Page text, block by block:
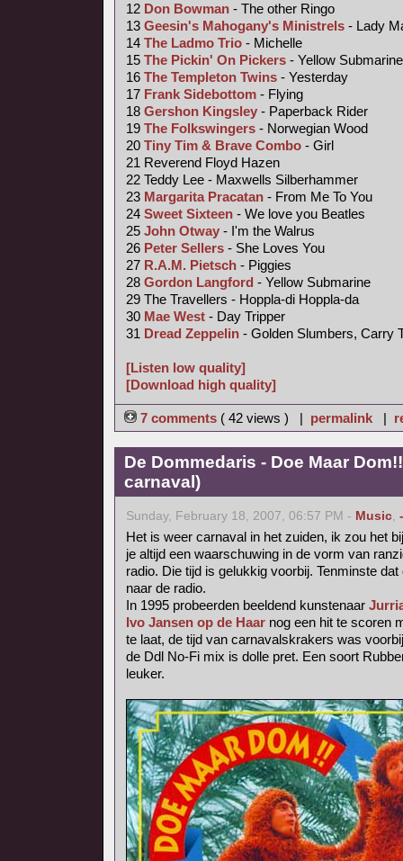
12 Don Bowman - The other Ringo
13 Geesin's Mahogany's Ministrels - Lady
14 The Ladmo Trio - Michelle
15 The Pickin' On Pickers - Yellow Submarine
16 The Templeton Twins - Yesterday
17 Frank Sidebottom - Flying
18 Gershon Kingsley - Paperback Rider
19 The Folkswingers - Norwegian Wood
20 Tiny Tim & Brave Combo - Girl
21 Reverend Floyd Hazen
22 Teddy Lee - Maxwells Silberhammer
23 Margarita Pracatan - From Me To You
24 Sweet Sixteen - We love you Beatles
25 John Otway - I'm the Walrus
26 Peter Sellers - She Loves You
27 R.A.M. Pietsch - Piggies
28 Gordon Langford - Yellow Submarine
29 The Travellers - Hoppla-di Hoppla-da
30 Mae West - Day Tripper
31 Dread Zeppelin - Golden Slumbers, Carry
[Listen low quality]
[Download high quality]
7 comments ( 42 views ) | permalink |
De Dommedaris - Doe Maar
carnaval)
Sunday, February 18, 2007, 06:57 PM - Music,
Het is weer carnaval in het zuiden, ik zou het
je altijd een waarschuwing in de vorm van
radio. Die tijd is gelukkig voorbij. Tenminste
naar de radio.
In 1995 probeerden beeldend kunstenaar
Ivo Jansen op de Haar nog een hit te scoren
te laat, de tijd van carnavalskrakers was
de Ddl No-Fi mix is dolle pret. Een soort
leuker.